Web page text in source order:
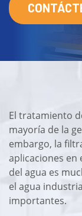
El tratamiento
mayoría de la
embargo, la
aplicaciones en
del agua es
el agua
importantes.